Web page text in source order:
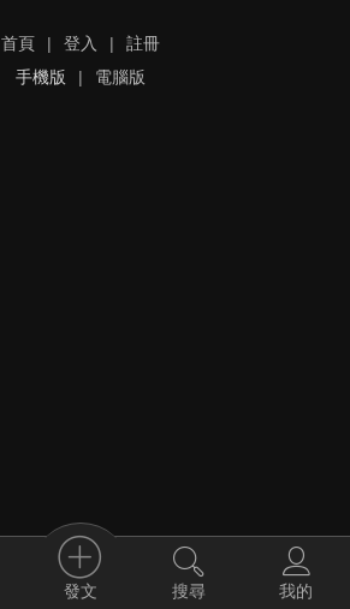
首頁 | 登入 |
註冊
手機版
| 電腦版
發文 搜尋 我的